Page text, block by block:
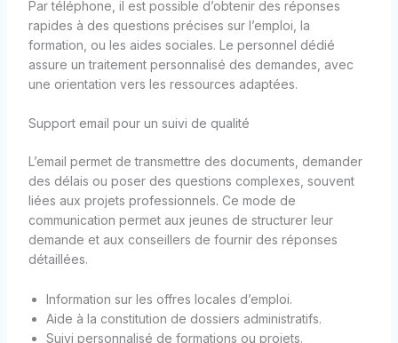
Par téléphone, il est possible d’obtenir des réponses
rapides à des questions précises sur l’emploi, la
formation, ou les aides sociales. Le personnel dédié
assure un traitement personnalisé des demandes, avec
une orientation vers les ressources adaptées.
Support email pour un suivi de qualité
L’email permet de transmettre des documents, demander
des délais ou poser des questions complexes, souvent
liées aux projets professionnels. Ce mode de
communication permet aux jeunes de structurer leur
demande et aux conseillers de fournir des réponses
détaillées.
Information sur les offres locales d’emploi.
Aide à la constitution de dossiers administratifs.
Suivi personnalisé de formations ou projets.